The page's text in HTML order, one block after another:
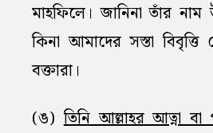
মাহফিলে। জানিনা তাঁর
কিনা আমাদের সস্তা
বক্তারা।
(ঙ)তিনি আল্লাহর আত্না